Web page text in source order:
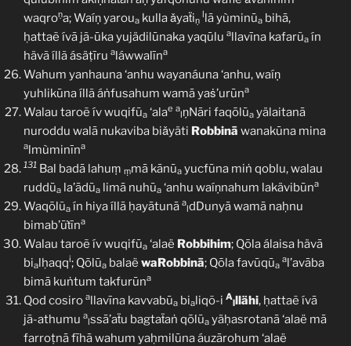
waqroṇa; Waíṇ yaroua kulla ǎyaẗiṇ
llā yùminūa bihā,
ḥattaẽ ívā jã-ūka yujädilūnaka yaqūlu allavīna kafarũa ín
hävã íllã ásäṭīru aláwwalīna
Wahum yanhauna ‘anhu wayanáuna ‘anhu, waíṇ
yuhlikūna íllã áṅfusahum wamā yaṡ’urūna
Walau taroẽ ív wuqifūa ‘alae a
lṇNāri faqōlūa yälaitanā
nuroddu walā nukaviba biǎyäti Robbinā wanakūna mina
almùminīna
131 Bal badā lahuṃ ṃmā kānūa yucfūna miṅ qoblu, walau
ruddūa la’ādūa limā nuhūa ‘anhu waíṇnahum lakävibūna
Waqōlũa ín hiya íllā ḥayātunā a
ldDunyā wamā naḥnu
bimab’ūṫīna
Walau taroẽ ív wuqifūa ‘alaë Robbihim; Qōla álaisa hävā
bialḥaqqi; Qōlūa balaë waRobbinā; Qōla favūqūa
al’avāba
bimā kuṅtum takfurūna
Qod cosiro allavīna kavvabūa bialiqõ-i A
lllähi, ḥattaẽ ívā
jã-athumu a
lssā’aẗu bagtaẗaṅ qōlūa yäḥasrotanā ‘alaë mā
farroṭnā fīhā wahum yaḥmilūna áuzārohum ‘alaë